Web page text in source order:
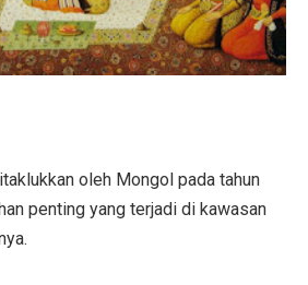
oleh Mongol pada tahun
penting yang terjadi di kawasan